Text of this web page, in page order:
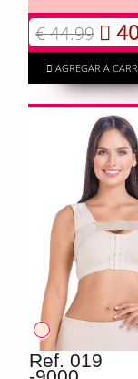
€ 44.99
AGREGAR A
Ref. 019